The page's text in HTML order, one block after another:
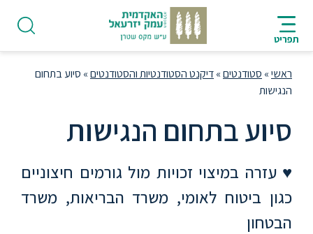
לתוכן
מרכזי
העמוד
תפריט
HE
אודות
ראשי» סטודנטים»דיקנט הסטודנטיות והסטודנטים» סיוע בתחום
הנגישות
סיוע בתחום הנגישות
♥ עזרה במיצוי זכויות מול גורמים חיצוניים
כגון ביטוח לאומי, משרד הבריאות, משרד
הבטחון